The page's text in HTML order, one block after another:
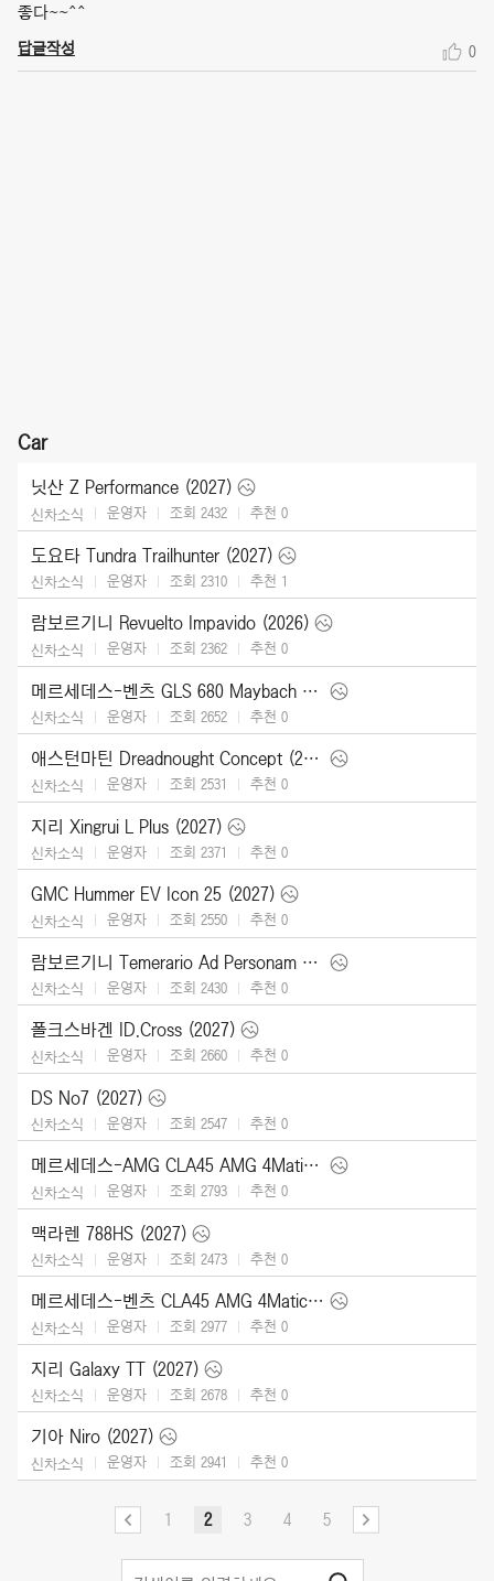
좋다~~^^
답글작성 0
Car
닛산 Z Performance (2027)
신차소식 운영자 조회 2432 추천 0
도요타 Tundra Trailhunter (2027)
신차소식 운영자 조회 2310 추천 1
람보르기니 Revuelto Impavido (2026)
신차소식 운영자 조회 2362 추천 0
메르세데스-벤츠 GLS 680 Maybach (2027)
신차소식 운영자 조회 2652 추천 0
애스턴마틴 Dreadnought Concept (2026)
신차소식 운영자 조회 2531 추천 0
지리 Xingrui L Plus (2027)
신차소식 운영자 조회 2371 추천 0
GMC Hummer EV Icon 25 (2027)
신차소식 운영자 조회 2550 추천 0
람보르기니 Temerario Ad Personam (2026)
신차소식 운영자 조회 2430 추천 0
폴크스바겐 ID.Cross (2027)
신차소식 운영자 조회 2660 추천 0
DS No7 (2027)
신차소식 운영자 조회 2547 추천 0
메르세데스-AMG CLA45 AMG 4Matic (2027)
신차소식 운영자 조회 2793 추천 0
맥라렌 788HS (2027)
신차소식 운영자 조회 2473 추천 0
메르세데스-벤츠 CLA45 AMG 4Matic (2027)
신차소식 운영자 조회 2977 추천 0
지리 Galaxy TT (2027)
신차소식 운영자 조회 2678 추천 0
기아 Niro (2027)
신차소식 운영자 조회 2941 추천 0
1 2 3 4 5